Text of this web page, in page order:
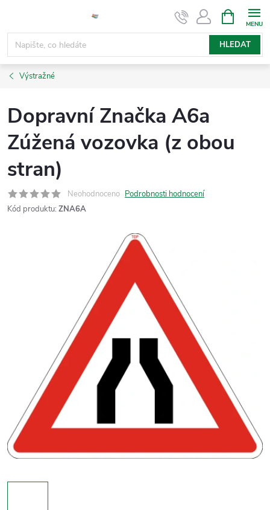
obsah
HLEDAT
NÁKUPNÍ
KOŠÍK
Výstražné
Dopravní Značka A6a
Zúžená vozovka (z obou
stran)
Neohodnoceno Podrobnosti hodnocení
Kód produktu: ZNA6A